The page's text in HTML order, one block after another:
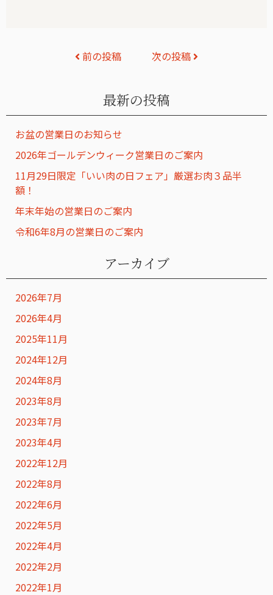
ビ
ゲ
ー
シ
ョ
ン
前の投稿 次の投稿
最新の投稿
お盆の営業日のお知らせ
2026年ゴールデンウィーク営業日のご案内
11月29日限定「いい肉の日フェア」厳選お肉３品半
額！
年末年始の営業日のご案内
令和6年8月の営業日のご案内
アーカイブ
2026年7月
2026年4月
2025年11月
2024年12月
2024年8月
2023年8月
2023年7月
2023年4月
2022年12月
2022年8月
2022年6月
2022年5月
2022年4月
2022年2月
2022年1月